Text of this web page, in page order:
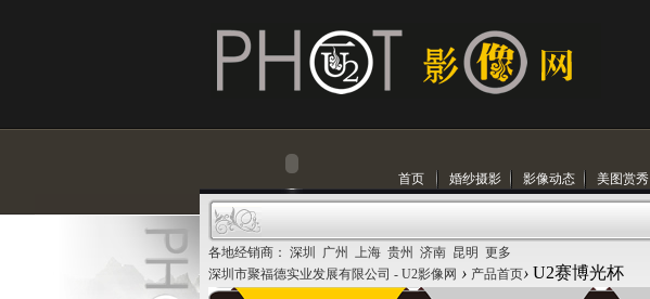
首页 婚纱摄影 影像动态 美图赏秀
各地经销商： 深圳 广州 上海 贵州 济南 昆明 更多
深圳市聚福德实业发展有限公司 - U2影像网 › 产品首页› U2赛博光杯